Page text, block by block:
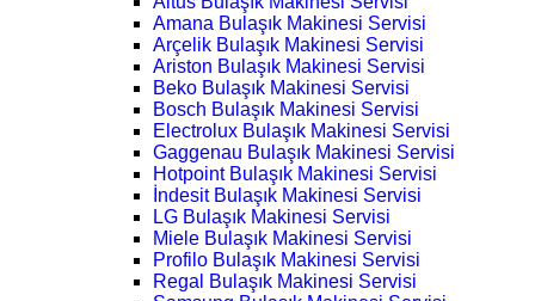
Amana Bulaşık Makinesi Servisi
Arçelik Bulaşık Makinesi Servisi
Ariston Bulaşık Makinesi Servisi
Beko Bulaşık Makinesi Servisi
Bosch Bulaşık Makinesi Servisi
Electrolux Bulaşık Makinesi Servisi
Gaggenau Bulaşık Makinesi Servisi
Hotpoint Bulaşık Makinesi Servisi
İndesit Bulaşık Makinesi Servisi
LG Bulaşık Makinesi Servisi
Miele Bulaşık Makinesi Servisi
Profilo Bulaşık Makinesi Servisi
Regal Bulaşık Makinesi Servisi